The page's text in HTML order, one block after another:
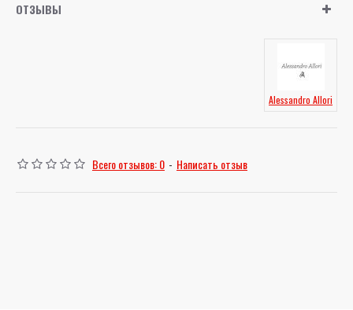
ОТЗЫВЫ
Alessandro Allori
Всего отзывов: 0 - Написать отзыв